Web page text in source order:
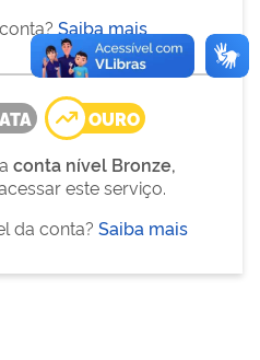
Saiba mais
OURO
conta nível Bronze,
este serviço.
da conta? Saiba mais